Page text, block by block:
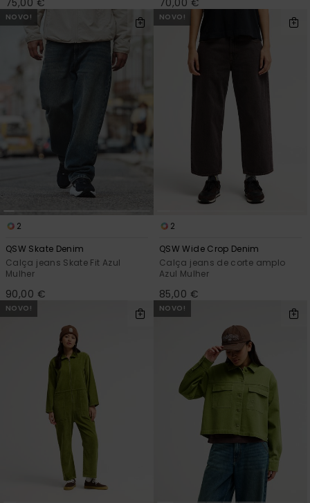
NOVO!
2
QSW Skate Denim
Calça jeans Skate Fit Azul
Mulher
90,00 €
NOVO!
2
QSW Wide Crop Denim
Calça jeans de corte amplo
Azul Mulher
85,00 €
NOVO! NOVO!